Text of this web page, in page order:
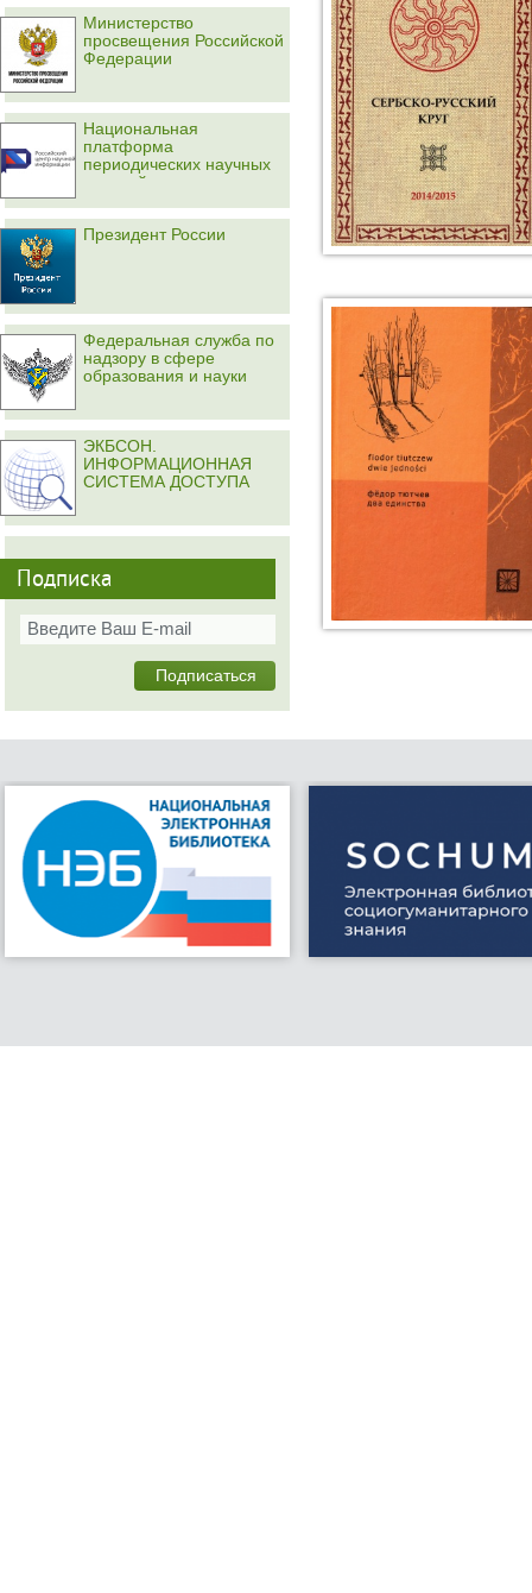
Министерство
просвещения Российской
Федерации
Национальная
платформа
периодических научных
изданий
Президент России
Федеральная служба по
надзору в сфере
образования и науки
ЭКБСОН.
ИНФОРМАЦИОННАЯ
СИСТЕМА ДОСТУПА
Подписка